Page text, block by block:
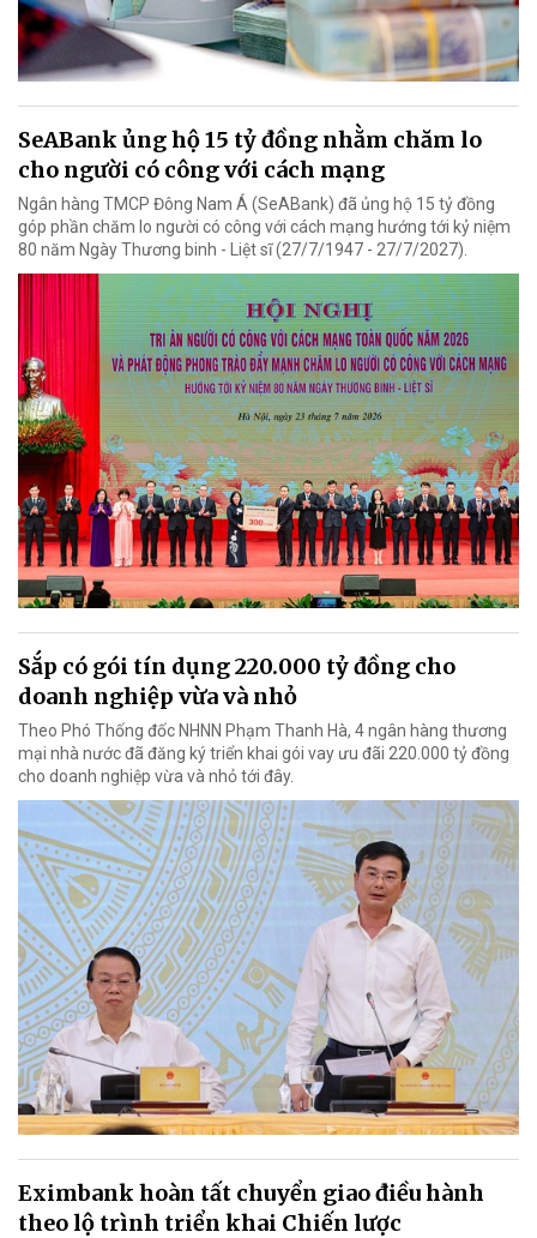
SeABank ủng hộ 15 tỷ đồng nhằm chăm lo
cho người có công với cách mạng
Ngân hàng TMCP Đông Nam Á (SeABank) đã ủng hộ 15 tỷ đồng
góp phần chăm lo người có công với cách mạng hướng tới kỷ niệm
80 năm Ngày Thương binh - Liệt sĩ (27/7/1947 - 27/7/2027).
Sắp có gói tín dụng 220.000 tỷ đồng cho
doanh nghiệp vừa và nhỏ
Theo Phó Thống đốc NHNN Phạm Thanh Hà, 4 ngân hàng thương
mại nhà nước đã đăng ký triển khai gói vay ưu đãi 220.000 tỷ đồng
cho doanh nghiệp vừa và nhỏ tới đây.
Eximbank hoàn tất chuyển giao điều hành
theo lộ trình triển khai Chiến lược